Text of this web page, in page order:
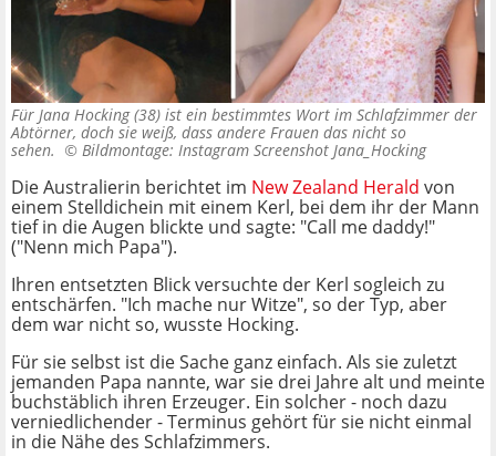
Für Jana Hocking (38) ist ein bestimmtes Wort im Schlafzimmer der
Abtörner, doch sie weiß, dass andere Frauen das nicht so
sehen. © Bildmontage: Instagram Screenshot Jana_Hocking
Die Australierin berichtet im New Zealand Herald von
einem Stelldichein mit einem Kerl, bei dem ihr der Mann
tief in die Augen blickte und sagte: "Call me daddy!"
("Nenn mich Papa").
Ihren entsetzten Blick versuchte der Kerl sogleich zu
entschärfen. "Ich mache nur Witze", so der Typ, aber
dem war nicht so, wusste Hocking.
Für sie selbst ist die Sache ganz einfach. Als sie zuletzt
jemanden Papa nannte, war sie drei Jahre alt und meinte
buchstäblich ihren Erzeuger. Ein solcher - noch dazu
verniedlichender - Terminus gehört für sie nicht einmal
in die Nähe des Schlafzimmers.